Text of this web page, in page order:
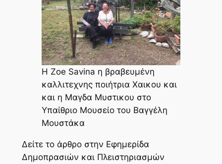
Η Zoe Savina η βραβευμένη
καλλιτεχνης ποιήτρια Χαικου και
και η Μαγδα Μυστικου στο
Υπαίθριο Μουσείο του Βαγγέλη
Μουστάκα
Δείτε το άρθρο στην Εφημερίδα
Δημοπρασιών και Πλειστηριασμών